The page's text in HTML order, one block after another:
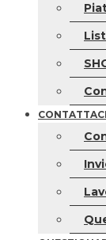
CONTATTACI